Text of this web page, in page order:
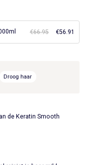
€66.95
prijs
€56.91
prijs
Droog haar
de Keratin Smooth